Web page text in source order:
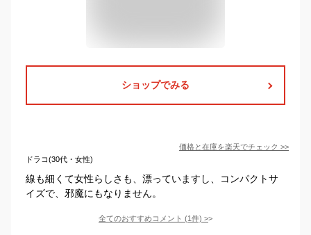
ショップでみる
価格と在庫を楽天でチェック >>
ドラコ(30代・女性)
線も細くて女性らしさも、漂っていますし、コンパクトサ
イズで、邪魔にもなりません。
全てのおすすめコメント (1件) >